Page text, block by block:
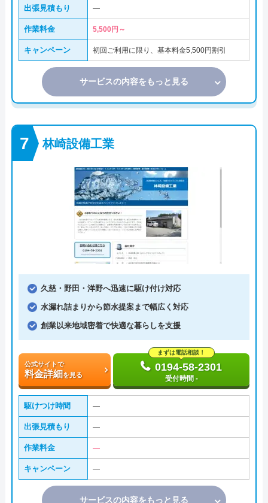
出張見積もり ―
作業料金 5,500円～
キャンペーン 初回ご利用に限り、基本料金5,500円割引
サービスの内容をもっと見る
林崎設備工業
久慈・野田・洋野へ迅速に駆け付け対応
水漏れ詰まりから節水提案まで幅広く対応
創業以来地域密着で快適な暮らしを支援
公式サイトで
料金詳細を見る
まずは電話相談！
0194-58-2301
受付時間 -
駆けつけ時間 ―
出張見積もり ―
作業料金 ―
キャンペーン ―
サービスの内容をもっと見る